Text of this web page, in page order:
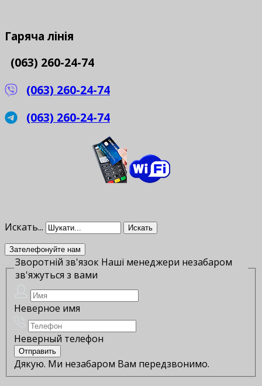
Гаряча лінія
(063) 260-24-74
(063) 260-24-74
(063) 260-24-74
Искать... Искать
Зателефонуйте нам
Зворотній зв'язок Наші менеджери незабаром
зв'яжуться з вами
Неверное имя
Неверный телефон
Дякую. Ми незабаром Вам передзвонимо.